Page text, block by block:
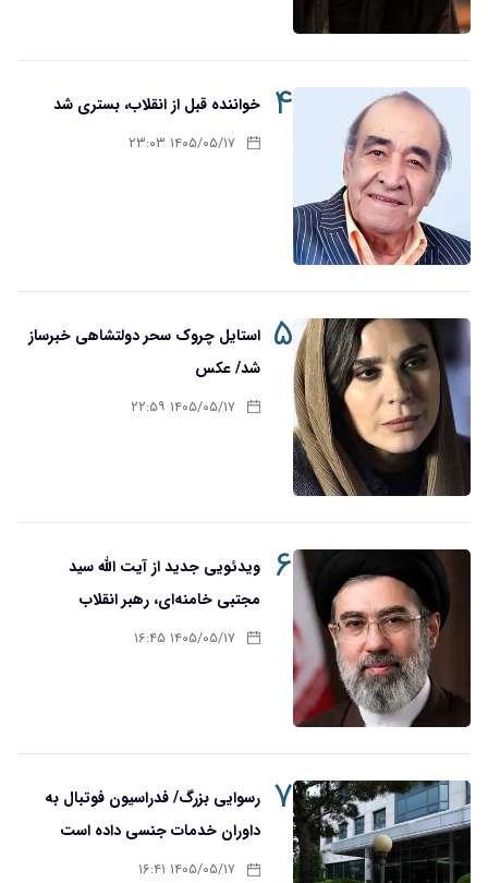
۴ خواننده قبل از انقلاب، بستری شد
۱۴۰۵/۰۵/۱۷ ۲۳:۰۳
۵ استایل چروک سحر دولتشاهی خبرساز
شد/ عکس
۱۴۰۵/۰۵/۱۷ ۲۲:۵۹
۶
ویدئویی جدید از آیت الله سید
مجتبی خامنه‌ای، رهبر انقلاب
۱۴۰۵/۰۵/۱۷ ۱۶:۴۵
۷ رسوایی بزرگ/ فدراسیون فوتبال به
داوران خدمات جنسی داده است
۱۴۰۵/۰۵/۱۷ ۱۶:۴۱